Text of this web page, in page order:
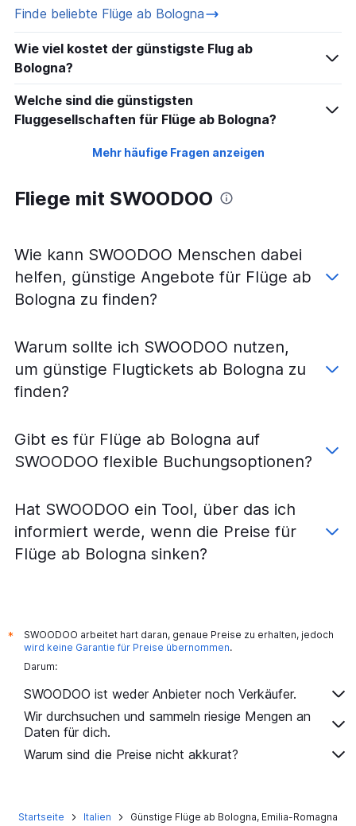
Finde beliebte Flüge ab Bologna
Wie viel kostet der günstigste Flug ab
Bologna?
Welche sind die günstigsten
Fluggesellschaften für Flüge ab Bologna?
Mehr häufige Fragen anzeigen
Fliege mit SWOODOO
Wie kann SWOODOO Menschen dabei
helfen, günstige Angebote für Flüge ab
Bologna zu finden?
Warum sollte ich SWOODOO nutzen,
um günstige Flugtickets ab Bologna zu
finden?
Gibt es für Flüge ab Bologna auf
SWOODOO flexible Buchungsoptionen?
Hat SWOODOO ein Tool, über das ich
informiert werde, wenn die Preise für
Flüge ab Bologna sinken?
*
SWOODOO arbeitet hart daran, genaue Preise zu erhalten, jedoch
wird keine Garantie für Preise übernommen.
Darum:
SWOODOO ist weder Anbieter noch Verkäufer.
Wir durchsuchen und sammeln riesige Mengen an
Daten für dich.
Warum sind die Preise nicht akkurat?
Startseite Italien Günstige Flüge ab Bologna, Emilia-Romagna